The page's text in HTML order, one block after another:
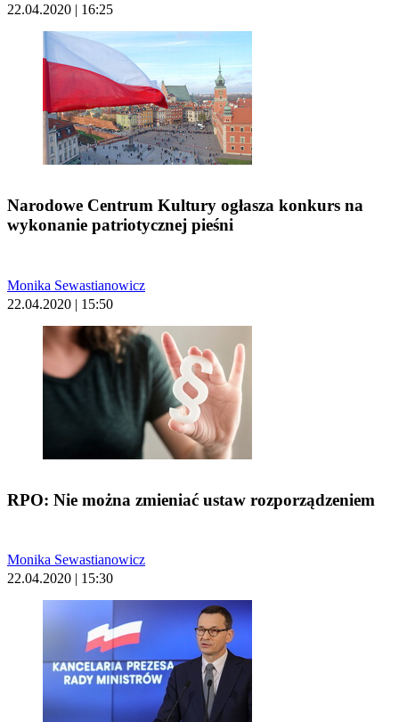
22.04.2020 | 16:25
Narodowe Centrum Kultury ogłasza konkurs na
wykonanie patriotycznej pieśni
Monika Sewastianowicz
22.04.2020 | 15:50
RPO: Nie można zmieniać ustaw rozporządzeniem
Monika Sewastianowicz
22.04.2020 | 15:30